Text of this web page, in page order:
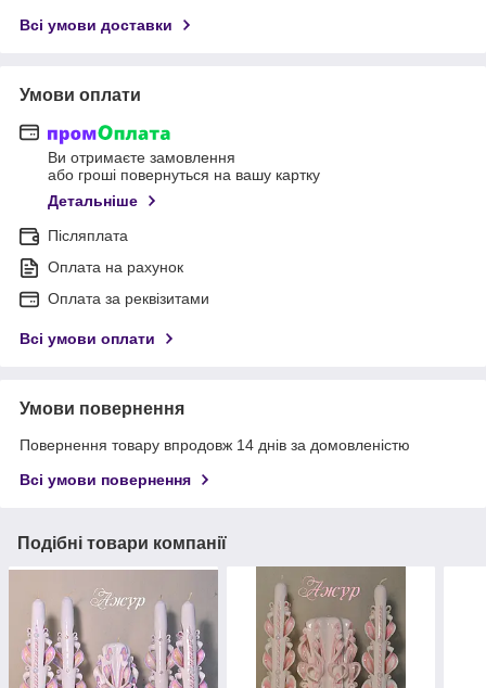
Всі умови доставки
Умови оплати
Ви отримаєте замовлення
або гроші повернуться на вашу картку
Детальніше
Післяплата
Оплата на рахунок
Оплата за реквізитами
Всі умови оплати
Умови повернення
Повернення товару впродовж 14 днів за домовленістю
Всі умови повернення
Подібні товари компанії